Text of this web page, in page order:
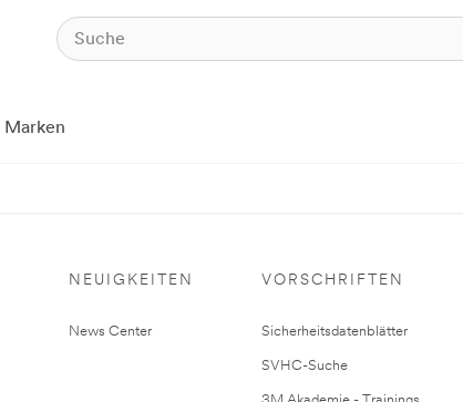
Marken
NEUIGKEITEN
News Center
VORSCHRIFTEN
Sicherheitsdatenblätter
SVHC-Suche